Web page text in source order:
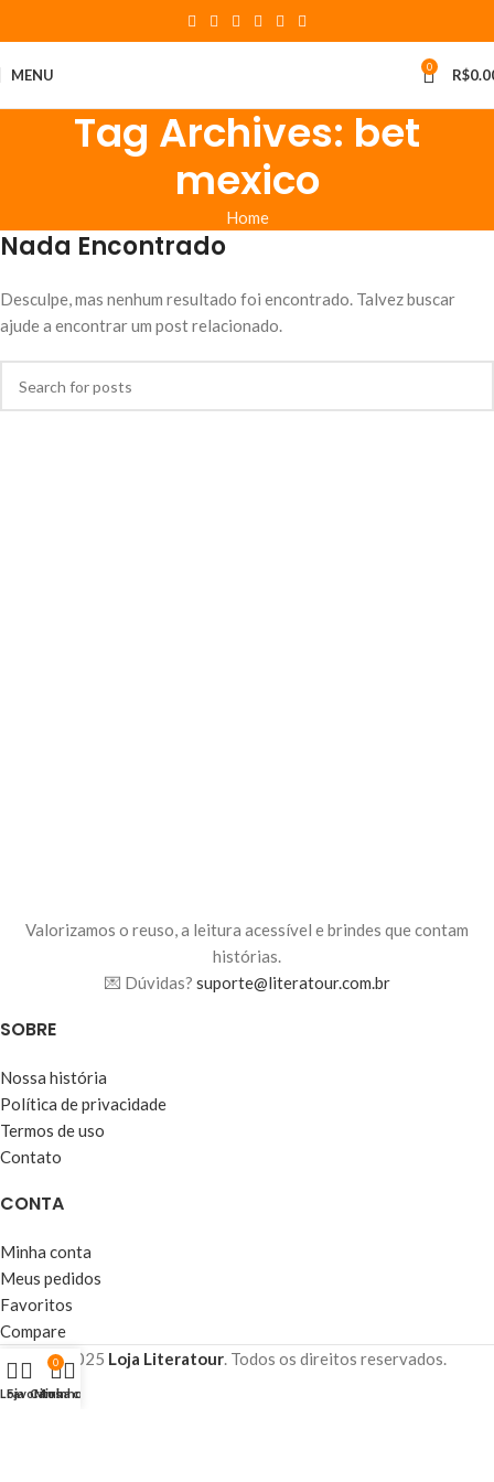
MENU 0 R$
Tag Archives: bet
mexico
Home
Nada Encontrado
Desculpe, mas nenhum resultado foi encontrado. Talvez buscar
ajude a encontrar um post relacionado.
Valorizamos o reuso, a leitura acessível e brindes que contam
histórias.
💌 Dúvidas? suporte@literatour.com.br
SOBRE
Nossa história
Política de privacidade
Termos de uso
Contato
CONTA
Minha conta
Meus pedidos
Favoritos
Compare
© 2025 Loja Literatour. Todos os direitos reservados.
Loja
Favoritos
0
Carrinho
Minha conta